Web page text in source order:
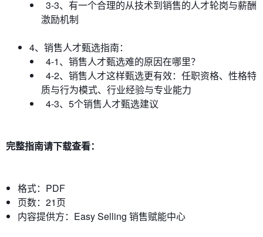
3-3、有一个合理的从技术到销售的人才轮岗与薪酬
激励机制
4、销售人才甄选指南：
4-1、销售人才甄选难的原因在哪里？
4-2、销售人才这样甄选更有效：任职资格、性格特
质与行为模式、行业经验与专业能力
4-3、5个销售人才甄选建议
完整指南请下载查看：
格式：PDF
页数：21页
内容提供方：Easy Selling 销售赋能中心